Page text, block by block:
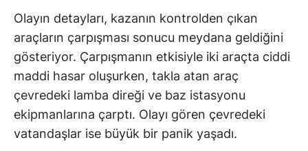
Olayın detayları, kazanın kontrolden çıkan
araçların çarpışması sonucu meydana geldiğini
gösteriyor. Çarpışmanın etkisiyle iki araçta ciddi
maddi hasar oluşurken, takla atan araç
çevredeki lamba direği ve baz istasyonu
ekipmanlarına çarptı. Olayı gören çevredeki
vatandaşlar ise büyük bir panik yaşadı.